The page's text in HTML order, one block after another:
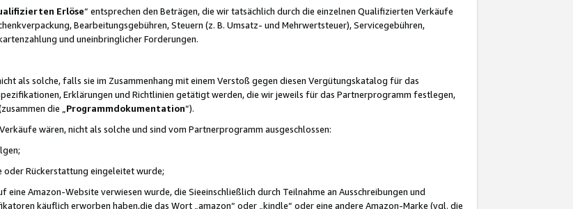
Erlöse“ entsprechen den Beträgen, die wir tatsächlich durch die einzelnen Qualifizierten Verkäufe
Bearbeitungsgebühren, Steuern (z. B. Umsatz- und Mehrwertsteuer), Servicegebühren,
und uneinbringlicher Forderungen.
als solche, falls sie im Zusammenhang mit einem Verstoß gegen diesen Vergütungskatalog für das
Erklärungen und Richtlinien getätigt werden, die wir jeweils für das Partnerprogramm festlegen,
die „ Programmdokumentation“).
wären, nicht als solche und sind vom Partnerprogramm ausgeschlossen:
oder Rückerstattung eingeleitet wurde;
eine Amazon-Website verwiesen wurde, die Sieeinschließlich durch Teilnahme an Ausschreibungen und
käuflich erworben haben,die das Wort „amazon“ oder „kindle“ oder eine andere Amazon-Marke (vgl. die